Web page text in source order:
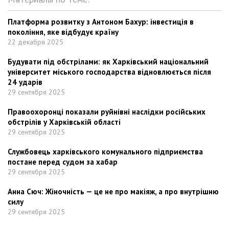
Платформа розвитку з Антоном Бахур: інвестиція в
покоління, яке відбудує країну
22 декабря 2025
Будувати під обстрілами: як Харківський національний
університет міського господарства відновлюється після
24 ударів
29 сентября 2025
Правоохоронці показали руйнівні наслідки російських
обстрілів у Харківській області
29 сентября 2025
Службовець харківського комунального підприємства
постане перед судом за хабар
29 сентября 2025
Анна Сюч: Жіночність — це не про макіяж, а про внутрішню
силу
29 сентября 2025